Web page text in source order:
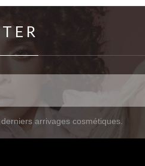
arrivages cosmétiques.